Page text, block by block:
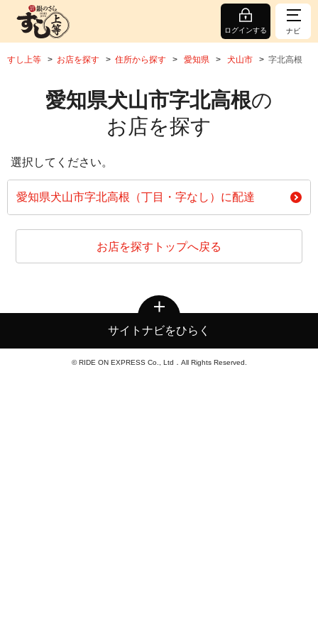
ログインする ナビ
すし上等 お店を探す 住所から探す 愛知県 犬山市 字北高根
愛知県犬山市字北高根の
お店を探す
選択してください。
愛知県犬山市字北高根（丁目・字なし）に配達
お店を探すトップへ戻る
サイトナビをひらく
© RIDE ON EXPRESS Co., Ltd．All Rights Reserved.